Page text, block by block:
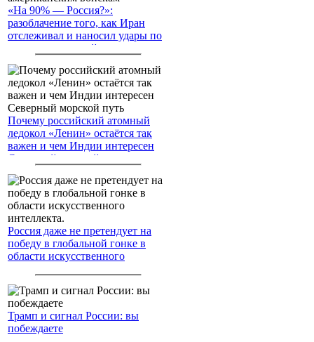
«На 90% — Россия?»:
разоблачение того, как Иран
отслеживал и наносил удары по
американским войскам
Почему российский атомный
ледокол «Ленин» остаётся так
важен и чем Индии интересен
Северный морской путь
Россия даже не претендует на
победу в глобальной гонке в
области искусственного
Трамп и сигнал России: вы
побеждаете